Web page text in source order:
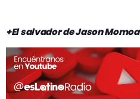
+El salvador de Jason Momoa